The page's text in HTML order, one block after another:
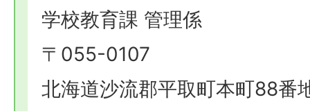
学校教育課 管理係
〒055-0107
北海道沙流郡平取町本町88番